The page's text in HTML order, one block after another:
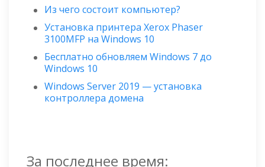
Из чего состоит компьютер?
Установка принтера Xerox Phaser
3100MFP на Windows 10
Бесплатно обновляем Windows 7 до
Windows 10
Windows Server 2019 — установка
контроллера домена
За последнее время: